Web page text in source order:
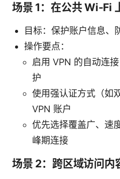
场景 1：在公共 Wi‑Fi
目标：保护账户信息、
操作要点：
启用 VPN 的自动连
护
使用强认证方式（如
VPN 账户
优先选择覆盖广、速
峰期连接
场景 2：跨区域访问内